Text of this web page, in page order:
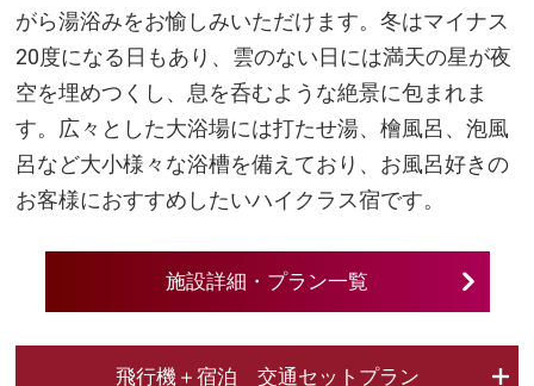
がら湯浴みをお愉しみいただけます。冬はマイナス
20度になる日もあり、雲のない日には満天の星が夜
空を埋めつくし、息を呑むような絶景に包まれま
す。広々とした大浴場には打たせ湯、檜風呂、泡風
呂など大小様々な浴槽を備えており、お風呂好きの
お客様におすすめしたいハイクラス宿です。
施設詳細・プラン一覧
飛行機＋宿泊 交通セットプラン